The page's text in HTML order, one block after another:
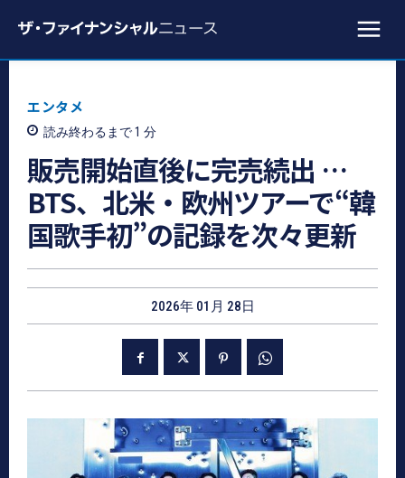
エンタメ
読み終わるまで 1 分
販売開始直後に完売続出 …
BTS、北米・欧州ツアーで“韓
国歌手初”の記録を次々更新
2026年 01月 28日